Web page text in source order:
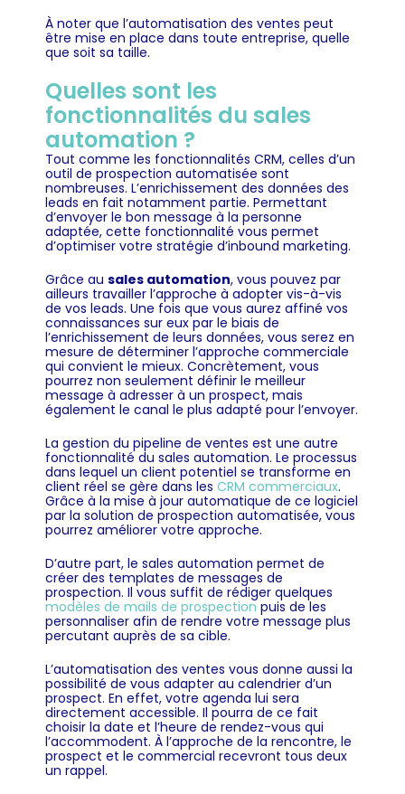
À noter que l’automatisation des ventes peut
être mise en place dans toute entreprise, quelle
que soit sa taille.
Quelles sont les
fonctionnalités du sales
automation ?
Tout comme les fonctionnalités CRM, celles d’un
outil de prospection automatisée sont
nombreuses. L’enrichissement des données des
leads en fait notamment partie. Permettant
d’envoyer le bon message à la personne
adaptée, cette fonctionnalité vous permet
d’optimiser votre stratégie d’inbound marketing.
Grâce au sales automation, vous pouvez par
ailleurs travailler l’approche à adopter vis-à-vis
de vos leads. Une fois que vous aurez affiné vos
connaissances sur eux par le biais de
l’enrichissement de leurs données, vous serez en
mesure de déterminer l’approche commerciale
qui convient le mieux. Concrètement, vous
pourrez non seulement définir le meilleur
message à adresser à un prospect, mais
également le canal le plus adapté pour l’envoyer.
La gestion du pipeline de ventes est une autre
fonctionnalité du sales automation. Le processus
dans lequel un client potentiel se transforme en
client réel se gère dans les CRM commerciaux.
Grâce à la mise à jour automatique de ce logiciel
par la solution de prospection automatisée, vous
pourrez améliorer votre approche.
D’autre part, le sales automation permet de
créer des templates de messages de
prospection. Il vous suffit de rédiger quelques
modèles de mails de prospection puis de les
personnaliser afin de rendre votre message plus
percutant auprès de sa cible.
L’automatisation des ventes vous donne aussi la
possibilité de vous adapter au calendrier d’un
prospect. En effet, votre agenda lui sera
directement accessible. Il pourra de ce fait
choisir la date et l’heure de rendez-vous qui
l’accommodent. À l’approche de la rencontre, le
prospect et le commercial recevront tous deux
un rappel.